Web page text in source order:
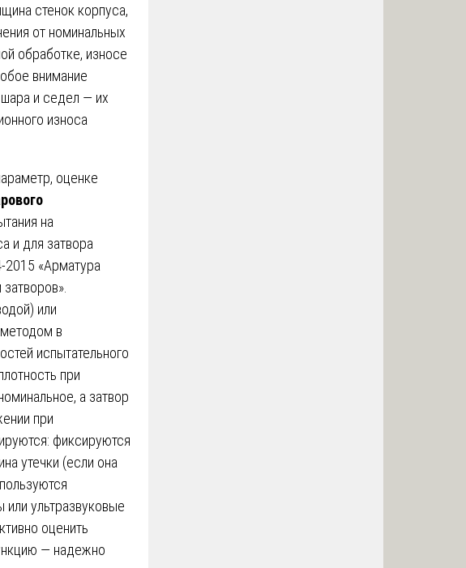
стенок корпуса,
от номинальных
обработке, износе
внимание
и седел — их
износа
оценке
на
и для затвора
2015 «Арматура
или
в
испытательного
при
а затвор
при
фиксируются
утечки (если она
ультразвуковые
оценить
— надежно